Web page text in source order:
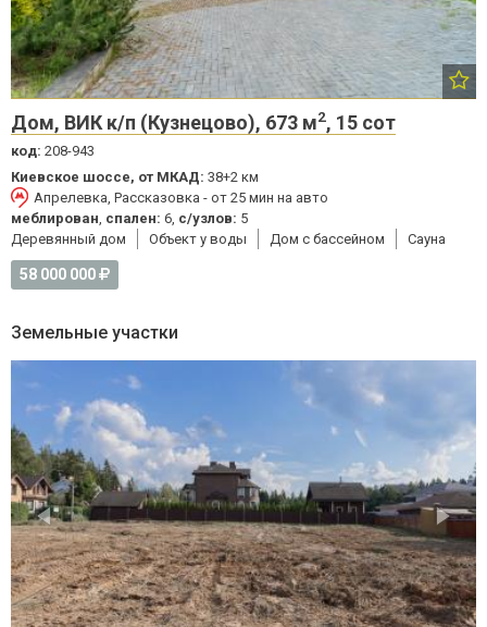
Дом, ВИК к/п (Кузнецово), 673 м2, 15 сот
код: 208-943
Киевское шоссе, от МКАД: 38+2 км
Апрелевка, Рассказовка - от 25 мин на авто
меблирован, спален: 6, с/узлов: 5
Деревянный дом
Объект у воды Дом с бассейном Cауна
58 000 000
Земельные участки